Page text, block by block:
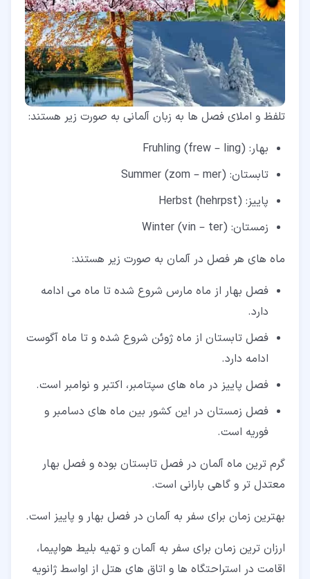
تلفظ و املای فصل ها به زبان آلمانی به صورت زیر هستند:
بهار: Fruhling (frew – ling)
تابستان: Summer (zom – mer)
پاییز: Herbst (hehrpst)
زمستان: Winter (vin – ter)
ماه های هر فصل در آلمان به صورت زیر هستند:
فصل بهار از ماه مارس شروع شده تا ماه می ادامه
دارد.
فصل تابستان از ماه ژوئن شروع شده و تا ماه آگوست
ادامه دارد.
فصل پاییز در ماه های سپتامبر، اکتبر و نوامبر است.
فصل زمستان در این کشور بین ماه های دسامبر و
فوریه است.
گرم ترین ماه آلمان در فصل تابستان بوده و فصل بهار
معتدل تر و گاهی بارانی است.
بهترین زمان برای سفر به آلمان در فصل بهار و پاییز است.
ارزان ترین زمان برای سفر به آلمان و تهیه بلیط هواپیما،
اقامت در استراحتگاه ها و اتاق های هتل از اواسط ژانویه